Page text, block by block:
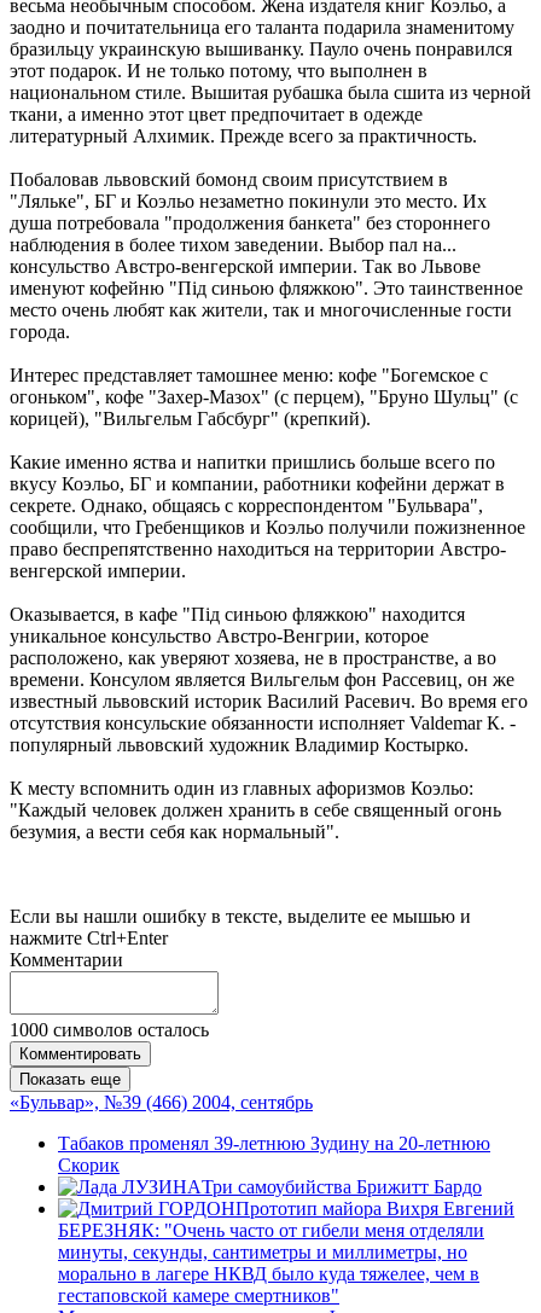
весьма необычным способом. Жена издателя книг Коэльо, а
заодно и почитательница его таланта подарила знаменитому
бразильцу украинскую вышиванку. Пауло очень понравился
этот подарок. И не только потому, что выполнен в
национальном стиле. Вышитая рубашка была сшита из черной
ткани, а именно этот цвет предпочитает в одежде
литературный Алхимик. Прежде всего за практичность.
Побаловав львовский бомонд своим присутствием в
"Ляльке", БГ и Коэльо незаметно покинули это место. Их
душа потребовала "продолжения банкета" без стороннего
наблюдения в более тихом заведении. Выбор пал на...
консульство Австро-венгерской империи. Так во Львове
именуют кофейню "Пiд синьою фляжкою". Это таинственное
место очень любят как жители, так и многочисленные гости
города.
Интерес представляет тамошнее меню: кофе "Богемское с
огоньком", кофе "Захер-Мазох" (с перцем), "Бруно Шульц" (с
корицей), "Вильгельм Габсбург" (крепкий).
Какие именно яства и напитки пришлись больше всего по
вкусу Коэльо, БГ и компании, работники кофейни держат в
секрете. Однако, общаясь с корреспондентом "Бульвара",
сообщили, что Гребенщиков и Коэльо получили пожизненное
право беспрепятственно находиться на территории Австро-
венгерской империи.
Оказывается, в кафе "Пiд синьою фляжкою" находится
уникальное консульство Австро-Венгрии, которое
расположено, как уверяют хозяева, не в пространстве, а во
времени. Консулом является Вильгельм фон Рассевиц, он же
известный львовский историк Василий Расевич. Во время его
отсутствия консульские обязанности исполняет Valdemar К. -
популярный львовский художник Владимир Костырко.
К месту вспомнить один из главных афоризмов Коэльо:
"Каждый человек должен хранить в себе священный огонь
безумия, а вести себя как нормальный".
Если вы нашли ошибку в тексте, выделите ее мышью и
нажмите Ctrl+Enter
Комментарии
1000 символов осталось
Комментировать
Показать еще
«Бульвар», №39 (466) 2004, сентябрь
Табаков променял 39-летнюю Зудину на 20-летнюю
Скорик
Три самоубийства Брижитт Бардо
Прототип майора Вихря Евгений
БЕРЕЗНЯК: "Очень часто от гибели меня отделяли
минуты, секунды, сантиметры и миллиметры, но
морально в лагере НКВД было куда тяжелее, чем в
гестаповской камере смертников"